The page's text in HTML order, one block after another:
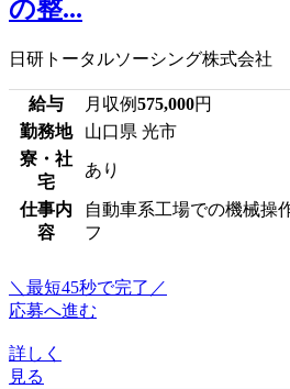
の整...
日研トータルソーシング株式会社
給与 月収例575,000円
勤務地
山口県 光市
寮・社
宅
あり
仕事内
容
自動車系工場での機械操
フ
＼最短45秒で完了／
応募へ進む
詳しく
見る